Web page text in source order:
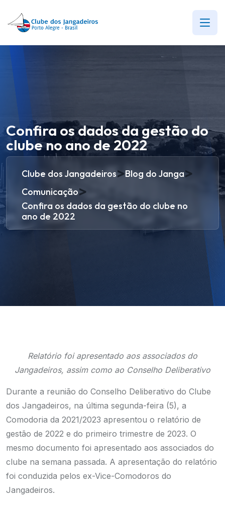
Confira os dados da gestão do
clube no ano de 2022
Clube dos Jangadeiros>Blog do Janga>
Comunicação>
Confira os dados da gestão do clube no
ano de 2022
Relatório foi apresentado aos associados do
Jangadeiros, assim como ao Conselho Deliberativo
Durante a reunião do Conselho Deliberativo do Clube
dos Jangadeiros, na última segunda-feira (5), a
Comodoria da 2021/2023 apresentou o relatório de
gestão de 2022 e do primeiro trimestre de 2023. O
mesmo documento foi apresentado aos associados do
clube na semana passada. A apresentação do relatório
foi conduzida pelos ex-Vice-Comodoros do
Jangadeiros.